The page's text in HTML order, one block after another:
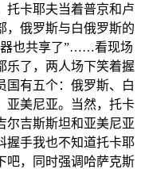
托卡耶夫当着普京和卢
，俄罗斯与白俄罗斯的
器也共享了”……看现场
乐了，两人场下笑着握
国有五个：俄罗斯、白
亚美尼亚。当然，托卡
尔吉斯斯坦和亚美尼亚
手我也不知道托卡耶
吧，同时强调哈萨克斯